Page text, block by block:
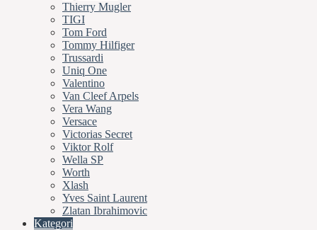
Thierry Mugler
TIGI
Tom Ford
Tommy Hilfiger
Trussardi
Uniq One
Valentino
Van Cleef Arpels
Vera Wang
Versace
Victorias Secret
Viktor Rolf
Wella SP
Worth
Xlash
Yves Saint Laurent
Zlatan Ibrahimovic
Kategori